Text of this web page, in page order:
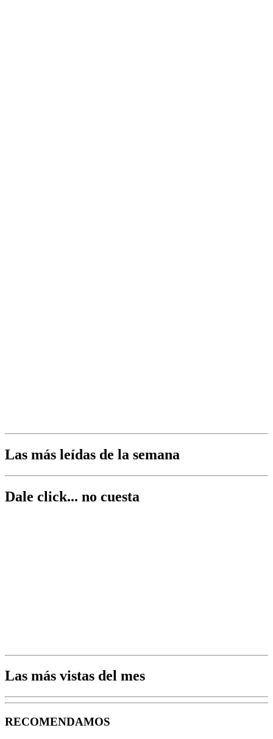
Las más leídas de la semana
Dale click... no cuesta
Las más vistas del mes
RECOMENDAMOS